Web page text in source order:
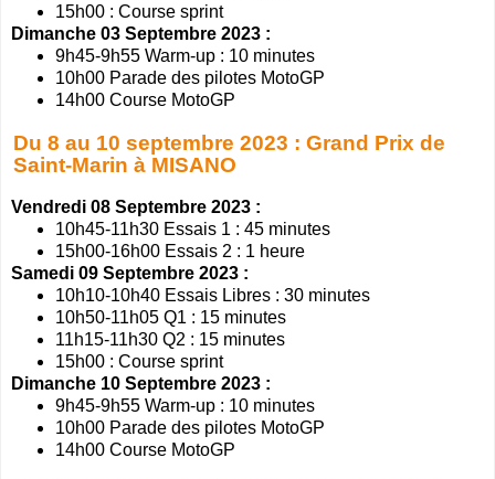
15h00 : Course sprint
Dimanche 03 Septembre 2023 :
9h45-9h55 Warm-up : 10 minutes
10h00 Parade des pilotes MotoGP
14h00 Course MotoGP
Du 8 au 10 septembre 2023 : Grand Prix de
Saint-Marin à MISANO
Vendredi 08 Septembre 2023 :
10h45-11h30 Essais 1 : 45 minutes
15h00-16h00 Essais 2 : 1 heure
Samedi 09 Septembre 2023 :
10h10-10h40 Essais Libres : 30 minutes
10h50-11h05 Q1 : 15 minutes
11h15-11h30 Q2 : 15 minutes
15h00 : Course sprint
Dimanche 10 Septembre 2023 :
9h45-9h55 Warm-up : 10 minutes
10h00 Parade des pilotes MotoGP
14h00 Course MotoGP